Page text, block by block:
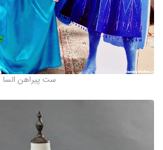
ست پیراهن السا